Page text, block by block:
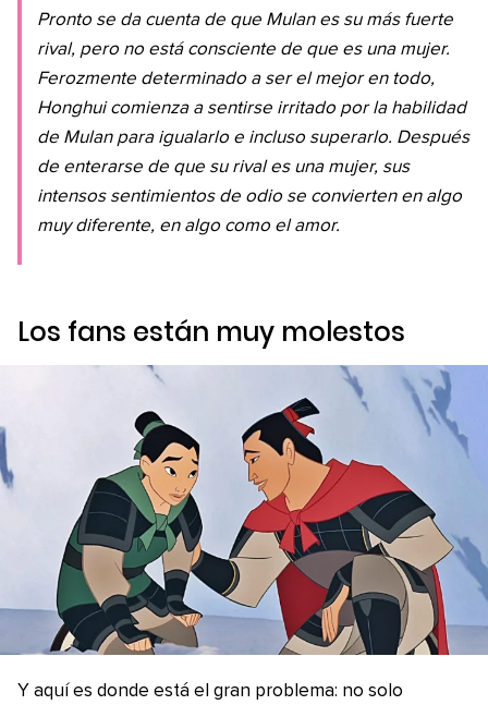
Pronto se da cuenta de que Mulan es su más fuerte
rival, pero no está consciente de que es una mujer.
Ferozmente determinado a ser el mejor en todo,
Honghui comienza a sentirse irritado por la habilidad
de Mulan para igualarlo e incluso superarlo. Después
de enterarse de que su rival es una mujer, sus
intensos sentimientos de odio se convierten en algo
muy diferente, en algo como el amor.
Los fans están muy molestos
Y aquí es donde está el gran problema: no solo